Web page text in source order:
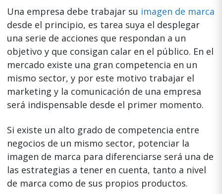
Una empresa debe trabajar su imagen de marca
desde el principio, es tarea suya el desplegar
una serie de acciones que respondan a un
objetivo y que consigan calar en el público. En el
mercado existe una gran competencia en un
mismo sector, y por este motivo trabajar el
marketing y la comunicación de una empresa
será indispensable desde el primer momento.
Si existe un alto grado de competencia entre
negocios de un mismo sector, potenciar la
imagen de marca para diferenciarse será una de
las estrategias a tener en cuenta, tanto a nivel
de marca como de sus propios productos.